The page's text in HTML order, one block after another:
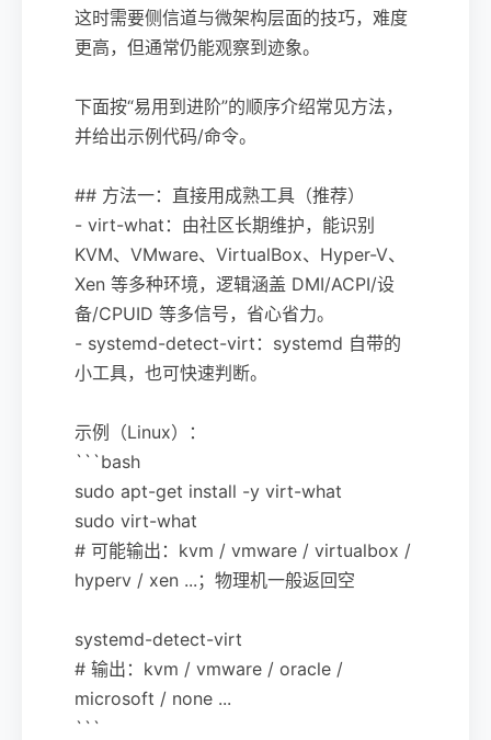
这时需要侧信道与微架构层面的技巧，难度
更高，但通常仍能观察到迹象。
下面按“易用到进阶”的顺序介绍常见方法，
并给出示例代码/命令。
## 方法一：直接用成熟工具（推荐）
- virt-what：由社区长期维护，能识别
KVM、VMware、VirtualBox、Hyper-V、
Xen 等多种环境，逻辑涵盖 DMI/ACPI/设
备/CPUID 等多信号，省心省力。
- systemd-detect-virt：systemd 自带的
小工具，也可快速判断。
示例（Linux）：
```bash
sudo apt-get install -y virt-what
sudo virt-what
# 可能输出：kvm / vmware / virtualbox /
hyperv / xen ...；物理机一般返回空
systemd-detect-virt
# 输出：kvm / vmware / oracle /
microsoft / none ...
```